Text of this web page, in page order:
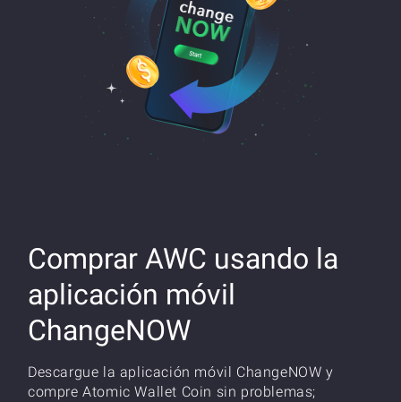
Comprar AWC usando la
aplicación móvil
ChangeNOW
Descargue la aplicación móvil ChangeNOW y
compre Atomic Wallet Coin sin problemas;